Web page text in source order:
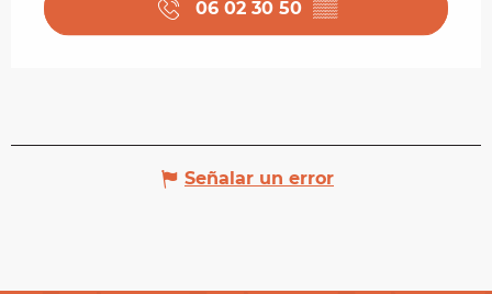
06 02 30 50 ▒▒
Señalar un error